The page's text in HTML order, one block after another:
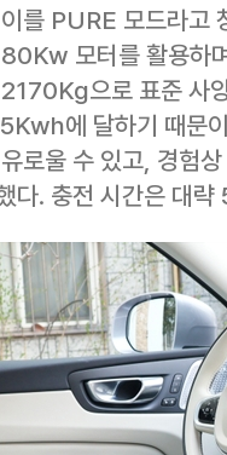
를 PURE 모드라고
모터를 활용하
으로 표준 사
에 달하기 때문
로울 수 있고, 경험
다. 충전 시간은 대략